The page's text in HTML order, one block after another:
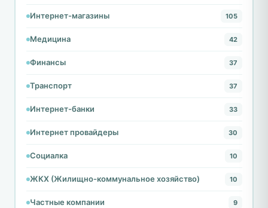
Интернет-магазины 105
Медицина 42
Финансы 37
Транспорт 37
Интернет-банки 33
Интернет провайдеры 30
Социалка 10
ЖКХ (Жилищно-коммунальное хозяйство) 10
Частные компании 9